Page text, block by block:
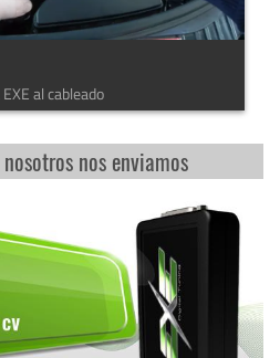
al cableado
nos enviamos